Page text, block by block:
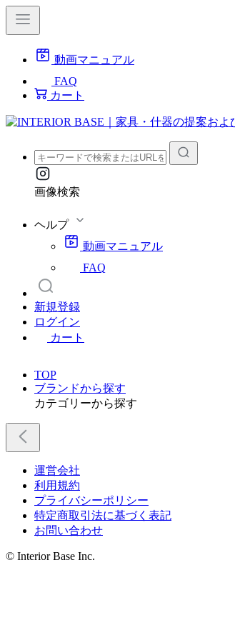
動画マニュアル
FAQ
カート
画像検索
ヘルプ
動画マニュアル
FAQ
新規登録
ログイン
カート
TOP
ブランドから探す
カテゴリーから探す
運営会社
利用規約
プライバシーポリシー
特定商取引法に基づく表記
お問い合わせ
© Interior Base Inc.